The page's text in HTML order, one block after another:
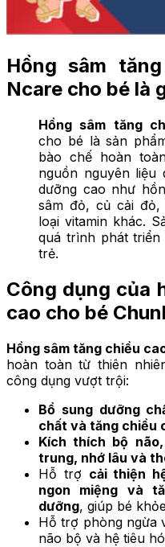
Hồng sâm
Ncare cho bé là
Hồng sâm tăng
cho bé là sản
bào chế hoàn
nguồn nguyên liệu
dưỡng cao như
sâm đỏ, củ cải
loại vitamin khác.
quá trình phát
trẻ.
Công dụng của
cao cho bé
Hồng sâm tăng chiều
hoàn toàn từ thiên
công dụng vượt trội:
Bổ sung dưỡng
chất và tăng chiều
Kích thích bộ
trung, nhớ lâu và
Hỗ trợ cải thiện
ngon miệng và
dưỡng, giúp bé
Hỗ trợ phòng ngừa
não bộ và hệ tiêu